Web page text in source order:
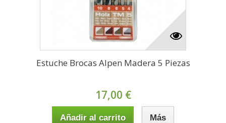
Estuche Brocas Alpen Madera 5 Piezas
17,00 €
Añadir al carrito Más